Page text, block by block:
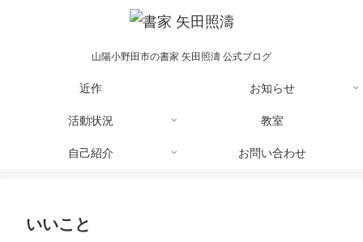
山陽小野田市の書家 矢田照濤 公式ブログ
近作 お知らせ
活動状況 教室
自己紹介 お問い合わせ
いいこと